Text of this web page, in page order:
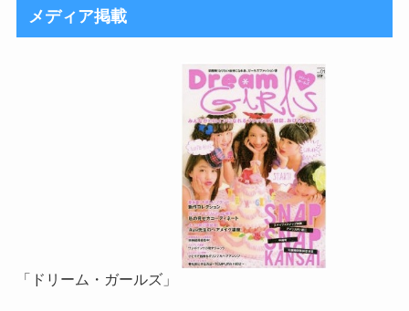
メディア掲載
「ドリーム・ガールズ」